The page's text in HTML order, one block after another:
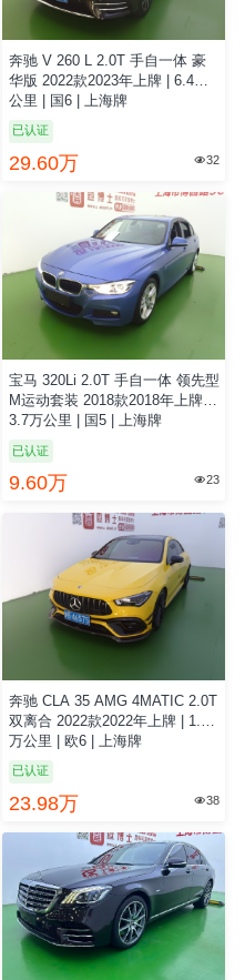
奔驰 V 260 L 2.0T 手自一体 豪
华版 2022款2023年上牌 | 6.4万
公里 | 国6 | 上海牌
已认证
29.60万 32
宝马 320Li 2.0T 手自一体 领先型
M运动套装 2018款2018年上牌 |
3.7万公里 | 国5 | 上海牌
已认证
9.60万 23
奔驰 CLA 35 AMG 4MATIC 2.0T
双离合 2022款2022年上牌 | 1.6
万公里 | 欧6 | 上海牌
已认证
23.98万 38